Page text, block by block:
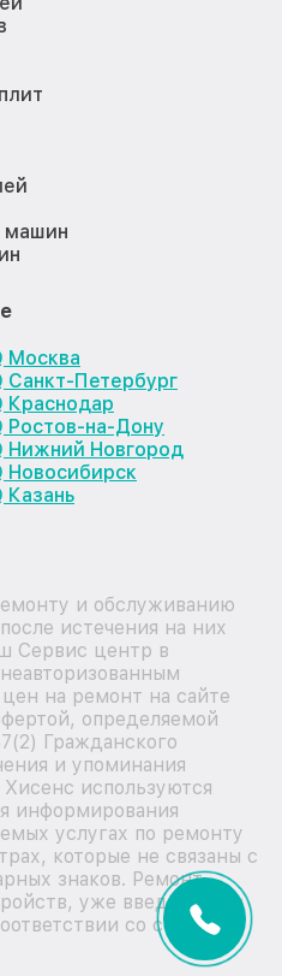
машин
Москва
Санкт-Петербург
Краснодар
Ростов-на-Дону
Нижний Новгород
Новосибирск
Казань
и обслуживанию
истечения на них
Сервис центр в
на ремонт на сайте
определяемой
Гражданского
и упоминания
используются
информирования
услугах по ремонту
которые не связаны с
знаков. Ремонт
уже введенных в
со статьей